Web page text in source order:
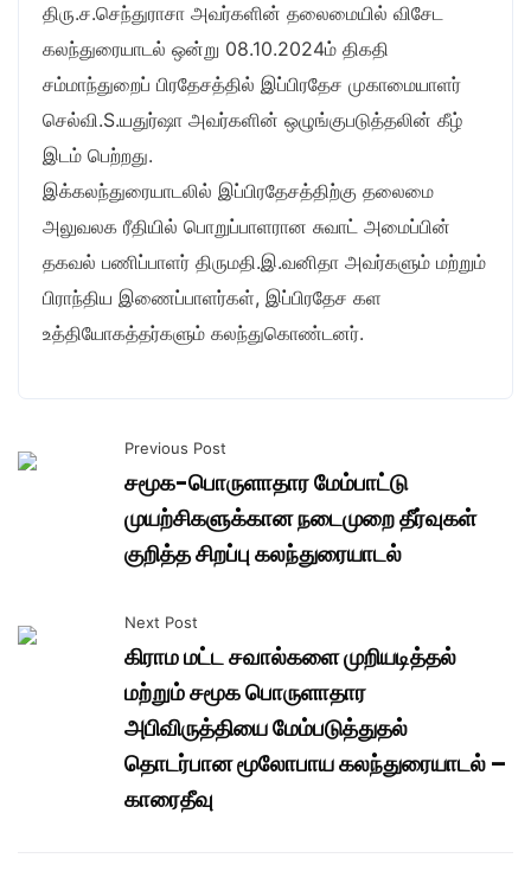
திரு.ச.செந்துராசா அவர்களின் தலைமையில் விசேட
கலந்துரையாடல் ஒன்று 08.10.2024ம் திகதி
சம்மாந்துறைப் பிரதேசத்தில் இப்பிரதேச முகாமையாளர்
செல்வி.S.யதுர்ஷா அவர்களின் ஒழுங்குபடுத்தலின் கீழ்
இடம் பெற்றது.
இக்கலந்துரையாடலில் இப்பிரதேசத்திற்கு தலைமை
அலுவலக ரீதியில் பொறுப்பாளரான சுவாட் அமைப்பின்
தகவல் பணிப்பாளர் திருமதி.இ.வனிதா அவர்களும் மற்றும்
பிராந்திய இணைப்பாளர்கள், இப்பிரதேச கள
உத்தியோகத்தர்களும் கலந்துகொண்டனர்.
Previous Post
சமூக-பொருளாதார மேம்பாட்டு
முயற்சிகளுக்கான நடைமுறை தீர்வுகள்
குறித்த சிறப்பு கலந்துரையாடல்
Next Post
கிராம மட்ட சவால்களை முறியடித்தல்
மற்றும் சமூக பொருளாதார
அபிவிருத்தியை மேம்படுத்துதல்
தொடர்பான மூலோபாய கலந்துரையாடல் –
காரைதீவு